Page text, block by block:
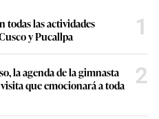
todas las actividades
y Pucallpa
1
la agenda de la gimnasta
que emocionará a toda
2